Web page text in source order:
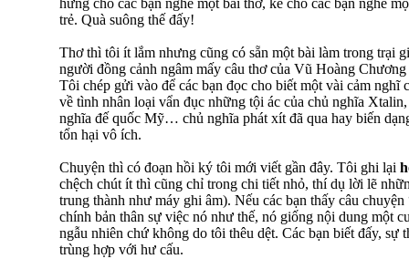
hứng cho các bạn nghe một bài thơ, kể cho các bạn nghe
trẻ. Quà suông thế đấy!
Thơ thì tôi ít lắm nhưng cũng có sẵn một bài làm trong trại
người đồng cảnh ngâm mấy câu thơ của Vũ Hoàng
Tôi chép gửi vào để các bạn đọc cho biết một vài cảm nghĩ
về tình nhân loại vẩn đục những tội ác của chủ nghĩa
nghĩa đế quốc Mỹ… chủ nghĩa phát xít đã qua hay biến
tổn hại vô ích.
Chuyện thì có đoạn hồi ký tôi mới viết gần đây. Tôi ghi lại
chệch chút ít thì cũng chỉ trong chi tiết nhỏ, thí dụ lời lẽ
trung thành như máy ghi âm). Nếu các bạn thấy câu chuyện
chính bản thân sự việc nó như thế, nó giống nội dung một
ngẫu nhiên chứ không do tôi thêu dệt. Các bạn biết đấy, sự
trùng hợp với hư cấu.